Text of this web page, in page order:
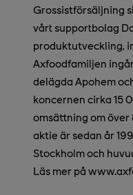
Grossistförsäljning
vårt supportbolag
produktutveckling,
Axfoodfamiljen
delägda Apohem
koncernen cirka 15
omsättning om över
aktie är sedan år
Stockholm och
Läs mer på